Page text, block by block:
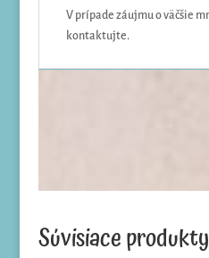
V prípade záujmu o väčšie
kontaktujte.
Súvisiace produkty